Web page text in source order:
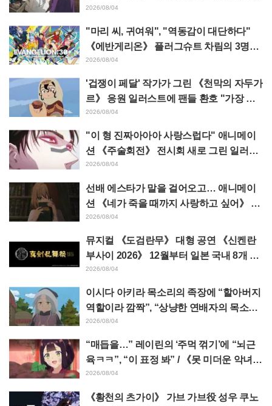
태클 쇄도 《장송의 프리렌》
2026/08/04
"마리 씨, 귀여워", "역동감이 대단하다"
《에반게리온》 플러그슈트 차림의 3명을
그린 마츠바라 히데노리 씨의 아름다운 드
로잉 공개에 화제
2026/08/04
'겁쟁이 페달' 작가가 그린 《천막의 자두가
르》 응원 일러스트에 팬들 환호 "가장 평
소 그림체가 다른 사람이 그리면 이렇게 된
다"
2026/08/04
"이 형 진짜아아아 사랑스럽다" 애니메이
션 《주술회전》 전시회 새로 그린 일러스
트에서 이타도리 유지에게 다가가는 초소
에 팬들 환호
2026/08/04
선배 에스타가 말을 걸어오고… 애니메이
션 《네가 죽을 때까지 사랑하고 싶어》 제
5화 줄거리·장면 컷·WEB 예고·에피소드
포스터 공개
2026/08/04
뮤지컬 《도검란무》 대형 공연 《신켄란
부사이 2026》 12월부터 일본 국내 8개 도
시에서 개최 결정! 총 44도검남사가 집결
2026/08/04
이시다 아키라 목소리의 족장에 “할아버지
역할이라 깜짝”, “상냥한 연배자의 목소리
도 좋네” 애니메이션 《천막의 자두가르》
6화
2026/08/04
“매듭을…” 레이린의 ‘주먹 꺾기’에 “뇌근
육ㅋㅋ”, “이 표정 봐” / 《못 미더운 악녀입
니다만》 4화
2026/08/04
《황천의 츠가이》 가브 가브役 성우 쿠노